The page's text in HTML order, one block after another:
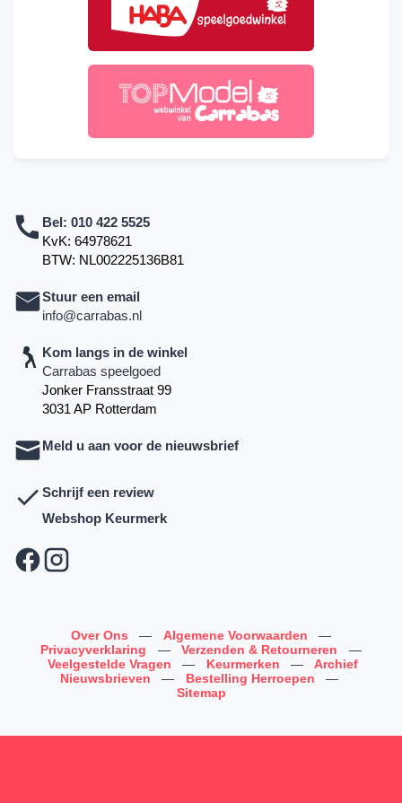
Bel: 010 422 5525
KvK: 64978621
BTW: NL002225136B81
Stuur een email
info@carrabas.nl
Kom langs in de winkel
Carrabas speelgoed
Jonker Fransstraat 99
3031 AP Rotterdam
Meld u aan voor de nieuwsbrief
Schrijf een review
Webshop Keurmerk
Over Ons — Algemene Voorwaarden
—
Privacyverklaring
— Verzenden & Retourneren
—
Veelgestelde Vragen
— Keurmerken —
Archief
Nieuwsbrieven
— Bestelling Herroepen
—
Sitemap